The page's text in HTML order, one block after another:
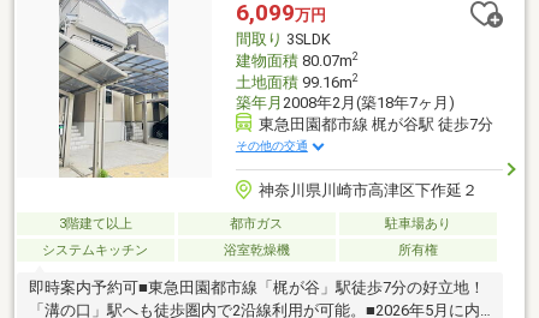
*☆：*☆：*☆：*☆：*☆：*☆：*☆：*☆：*☆：
6,099万円
間取り 3SLDK
建物面積80.07m2
土地面積99.16m2
築年月 2008年2月(築18年7ヶ月)
東急田園都市線 梶が谷駅 徒歩7分
その他の交通
神奈川県川崎市高津区下作延２
3階建て以上 都市ガス
駐車場あり
システムキッチン
浴室乾燥機 所有権
即時案内予約可■東急田園都市線「梶が谷」駅徒歩7分の好立地！
「溝の口」駅へも徒歩圏内で2沿線利用が可能。■2026年5月に内